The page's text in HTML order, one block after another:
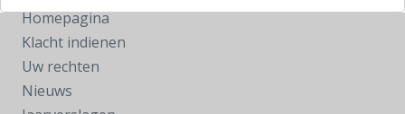
Homepagina
Klacht indienen
Uw rechten
Nieuws